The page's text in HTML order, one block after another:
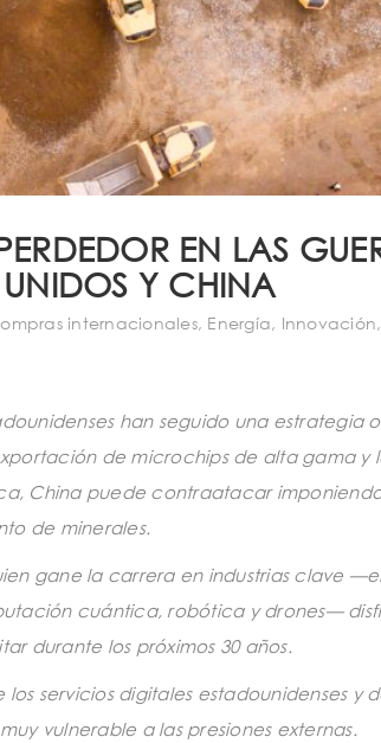
EN LAS
UNIDOS Y CHINA
internacionales, Energía, Innovación,
han seguido una
de microchips de alta gama y
China puede contraatacar
de minerales.
gane la carrera en industrias clave
cuántica, robótica y drones—
durante los próximos 30 años.
servicios digitales estadounidenses y
vulnerable a las presiones externas.